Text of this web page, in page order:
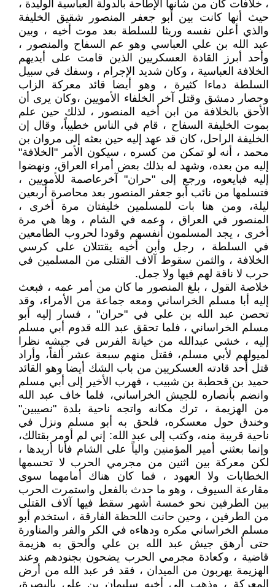
، خلافات كان من شأنها الإطاحة بالدولة العباسية الوليدة ،
حيث أنها كانت بين أبو جعفر المنصور شقيق الخليفة
والذي أعلن نفسه وريثا للسلطة بعد موت أخيه ، وبين
عبد الله بن علي العباسي وهو عم السفاح والمنصور ،
وأحد أبرز القادة العسكريين الذين قامت على أيديهم
الخلافة العباسية ، وكان شديد الإجرام ، وسفك في سبيل
السلطة دماءا كثيرة ، وهو أيضا قائد معركة الزاب
وحصار دمشق وقتل آخر الخلفاء الأمويين ،وكان يرى أن
الأحق بالخلافة من ابن أخيه المنصور ، لذلك حين علم
بموت الخليفة السفاح ، قام في الناس خطيباً، وقال إن
الخليفة الراحل، كان قد عهد إليه حين بعثه إلى مروان بن
محمد ، أنه لو تمكن من كسره ، سيكون الأمر "الخلافة"
إليه من بعده، وشهد له بذلك بعض أمراء العراق، ونهضوا
إليه فبايعوه، ورجع إلى "حران" آخرعاصمة للأمويين ،
فتسلمها من نائب أبو جعفر المنصور بعد محاصرة أربعين
ليلة، ومن هنا بات للمسلمين خليفتان مرة أخرى ،
المنصور في العراق ، وعمه في الشام ، وها هي مرة
أخرى ، يجد المسلمون أنفسهم وقودا لحروب الطامعين
في السلطة ، رجل وأبن أخيه يقتتلان على كرسي
الخلافة ، والثمن سقوط آلاف القتلى من المسلمين في
حرب لا ناقة لهم فيها ولا جمل.
خلاصة القول ، بلغ المنصور ما كان من أمر عمه ، فبعث
إليه أبا مسلم الخراساني ومعه جماعة من الأمراء، وقد
تحصن عبد الله بن علي في "حران" ، فسار إليه أبو
مسلم الخراساني ، فلما تحقق عبد الله قدوم أبي مسلم
إليه ، خشي عبدالله من خيانة الفرس في جيشه نظرا
لميولهم لأبي مسلم، فقتل منهم سبعة عشر ألفاً، وأراد
قتل أحد قادته العسكريين من باب الشك أيضا وهو القائد
حميد بن قحطبة بن شبيب ، فهرب الأخير إلى أبي مسلم
وانضم بأنصاره للجيش الخراساني، فلما خاف عبد الله
من الهزيمة ، ترك مكانه واتجه ناحية بلدة "نصيبين"
وخندق حول معسكره، فلحق به أبو مسلم ونزل في
ناحية قريبة منه، وكتب إلى عبد الله‏:‏ إني لم أومر بقتالك،
وإنما بعثني أمير المؤمنين والياً على الشام فأنا أريدها‏ ،
لكن معركة بين اثنين من مجرمي الحرب لا تحسمها
الخطابات ولا العهود ، فما كان هناك أمامهما سوى
مقارعة السيوف ، وهو ما حدث بالفعل واستمرت الحرب
بين الطرفين نحو خمسة أشهر سقط فيها آلاف القتلى
من الطرفين ، وحين حانت اللحظة الفارقة ، استخدم أبو
مسلم الخراساني مكره ودهاءه في الكر والفر والمناورة
حتى أرهق جيش عبد الله بن علي وألحق به هزيمة
قاضية ، وكعادة مجرمي الحرب يضحون بجنودهم وعند
الهزيمة يهربون من الميدان ، فقد فر عبد الله من أرض
المعركة ، وذهب إلى أخيه سليمان بن علي بالبصرة،